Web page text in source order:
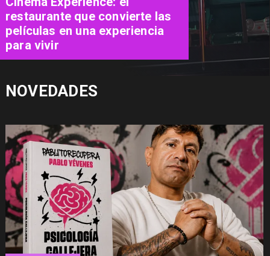
Wistuba 2026 abre
convocatoria con premio de
USD 3.000
NOVEDADES